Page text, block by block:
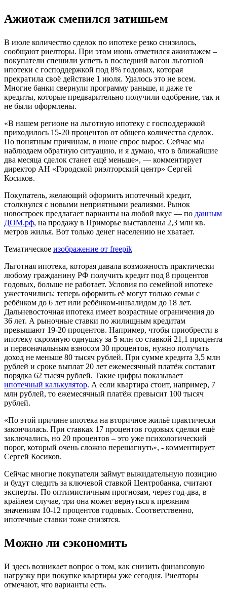
Ажиотаж сменился затишьем
В июле количество сделок по ипотеке резко снизилось,
сообщают риелторы. При этом июнь отметился ажиотажем –
покупатели спешили успеть в последний вагон льготной
ипотеки с господдержкой под 8% годовых, которая
прекратила своё действие 1 июля. Удалось это не всем.
Многие банки свернули программу раньше, и даже те
кредиты, которые предварительно получили одобрение, так и
не были оформлены.
«В нашем регионе на льготную ипотеку с господдержкой
приходилось 15-20 процентов от общего количества сделок.
По понятным причинам, в июне спрос вырос. Сейчас мы
наблюдаем обратную ситуацию, и я думаю, что в ближайшие
два месяца сделок станет ещё меньше», — комментирует
директор АН «Городской риэлторский центр» Сергей
Косиков.
Покупатель, желающий оформить ипотечный кредит,
столкнулся с новыми неприятными реалиями. Рынок
новостроек предлагает варианты на любой вкус — по данным
ДОМ.рф, на продажу в Приморье выставлены 2,3 млн кв.
метров жилья. Вот только денег населению не хватает.
Тематическое изображение от freepik
Льготная ипотека, которая давала возможность практически
любому гражданину РФ получить кредит под 8 процентов
годовых, больше не работает. Условия по семейной ипотеке
ужесточились: теперь оформить её могут только семьи с
ребёнком до 6 лет или ребёнком-инвалидом до 18 лет.
Дальневосточная ипотека имеет возрастные ограничения до
36 лет. А рыночные ставки по жилищным кредитам
превышают 19-20 процентов. Например, чтобы приобрести в
ипотеку скромную однушку за 5 млн со ставкой 21,1 процента
и первоначальным взносом 30 процентов, нужно получать
доход не меньше 80 тысяч рублей. При сумме кредита 3,5 млн
рублей и сроке выплат 20 лет ежемесячный платёж составит
порядка 62 тысяч рублей. Такие цифры показывает
ипотечный калькулятор. А если квартира стоит, например, 7
млн рублей, то ежемесячный платёж превысит 100 тысяч
рублей.
«По этой причине ипотека на вторичное жильё практически
закончилась. При ставках 17 процентов годовых сделки ещё
заключались, но 20 процентов – это уже психологический
порог, который очень сложно перешагнуть», - комментирует
Сергей Косиков.
Сейчас многие покупатели займут выжидательную позицию
и будут следить за ключевой ставкой Центробанка, считают
эксперты. По оптимистичным прогнозам, через год-два, в
крайнем случае, три она может вернуться к прежним
значениям 10-12 процентов годовых. Соответственно,
ипотечные ставки тоже снизятся.
Можно ли сэкономить
И здесь возникает вопрос о том, как снизить финансовую
нагрузку при покупке квартиры уже сегодня. Риелторы
отмечают, что варианты есть.